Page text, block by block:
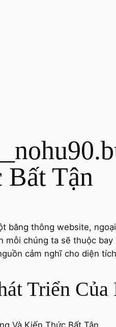
Tận
băng thông website,
mỗi chúng ta sẽ thuộc
cảm nghĩ cho diện
Triển